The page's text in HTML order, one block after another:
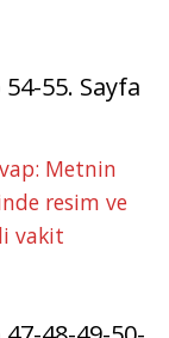
55. Sayfa
Metnin
resim ve
vakit